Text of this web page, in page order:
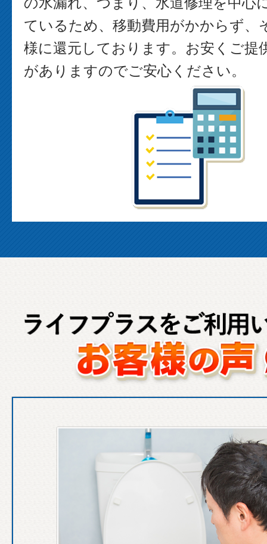
ているため、移動費用がかからず、
様に還元しております。お安くご提
がありますのでご安心ください。